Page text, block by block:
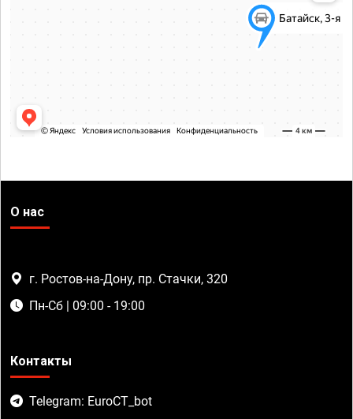
О нас
г. Ростов-на-Дону, пр. Стачки, 320
Пн-Сб | 09:00 - 19:00
Контакты
Telegram: EuroCT_bot